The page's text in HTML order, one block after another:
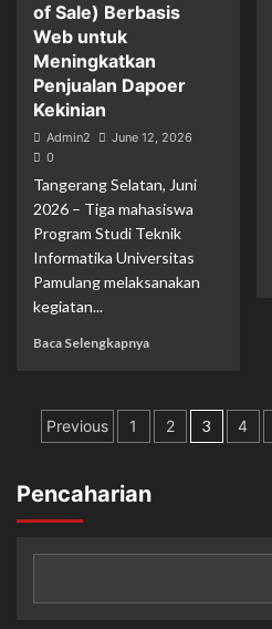
of Sale) Berbasis
Web untuk
Meningkatkan
Penjualan Dapoer
Kekinian
Admin2
June 12, 2026
0
Tangerang Selatan, Juni
2026 – Tiga mahasiswa
Program Studi Teknik
Informatika Universitas
Pamulang melaksanakan
kegiatan...
Baca Selengkapnya
Posts
Previous 1 2 3 4
Pencaharian